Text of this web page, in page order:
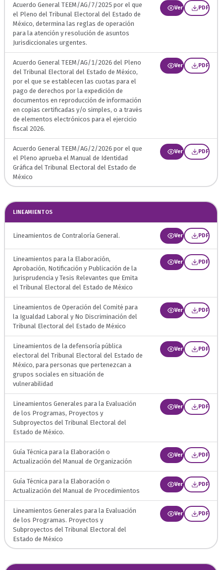
Acuerdo General TEEM/AG/7/2025 por el que
el Pleno del Tribunal Electoral del Estado de
México, determina las reglas de operación
para la atención y resolución de asuntos
Jurisdiccionales urgentes.
Ver PDF
Acuerdo General TEEM/AG/1/2026 del Pleno
del Tribunal Electoral del Estado de México,
por el que se establecen las cuotas para el
pago de derechos por la expedición de
documentos en reproducción de información
en copias certificadas y/o simples, o a través
de elementos electrónicos para el ejercicio
fiscal 2026.
Ver PDF
Acuerdo General TEEM/AG/2/2026 por el que
el Pleno aprueba el Manual de Identidad
Gráfica del Tribunal Electoral del Estado de
México
Ver PDF
LINEAMIENTOS
Lineamientos de Contraloría General. Ver PDF
Lineamientos para la Elaboración,
Aprobación, Notificación y Publicación de la
Jurisprudencia y Tesis Relevantes que Emita
el Tribunal Electoral del Estado de México
Ver PDF
Lineamientos de Operación del Comité para
la Igualdad Laboral y No Discriminación del
Tribunal Electoral del Estado de México
Ver PDF
Lineamientos de la defensoría pública
electoral del Tribunal Electoral del Estado de
México, para personas que pertenezcan a
grupos sociales en situación de
vulnerabilidad
Ver PDF
Lineamientos Generales para la Evaluación
de los Programas, Proyectos y
Subproyectos del Tribunal Electoral del
Estado de México.
Ver PDF
Guía Técnica para la Elaboración o
Actualización del Manual de Organización
Ver PDF
Guía Técnica para la Elaboración o
Actualización del Manual de Procedimientos
Ver PDF
Lineamientos Generales para la Evaluación
de los Programas. Proyectos y
Subproyectos del Tribunal Electoral del
Estado de México
Ver PDF